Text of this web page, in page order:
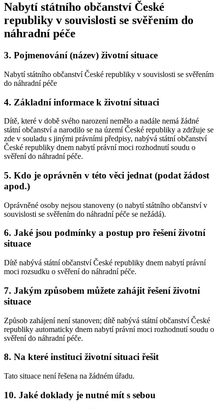
Nabytí státního občanství České
republiky v souvislosti se svěřením do
náhradní péče
3. Pojmenování (název) životní situace
Nabytí státního občanství České republiky v souvislosti se svěřením
do náhradní péče
4. Základní informace k životní situaci
Dítě, které v době svého narození nemělo a nadále nemá žádné
státní občanství a narodilo se na území České republiky a zdržuje se
zde v souladu s jinými právními předpisy, nabývá státní občanství
České republiky dnem nabytí právní moci rozhodnutí soudu o
svěření do náhradní péče.
5. Kdo je oprávněn v této věci jednat (podat žádost
apod.)
Oprávněné osoby nejsou stanoveny (o nabytí státního občanství v
souvislosti se svěřením do náhradní péče se nežádá).
6. Jaké jsou podmínky a postup pro řešení životní
situace
Dítě nabývá státní občanství České republiky dnem nabytí právní
moci rozsudku o svěření do náhradní péče.
7. Jakým způsobem můžete zahájit řešení životní
situace
Způsob zahájení není stanoven; dítě nabývá státní občanství České
republiky automaticky dnem nabytí právní moci rozhodnutí soudu o
svěření do náhradní péče.
8. Na které instituci životní situaci řešit
Tato situace není řešena na žádném úřadu.
10. Jaké doklady je nutné mít s sebou